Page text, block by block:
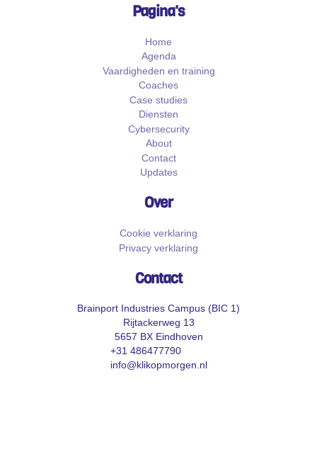
Pagina's
Home
Agenda
Vaardigheden en training
Coaches
Case studies
Diensten
Cybersecurity
About
Contact
Updates
Over
Cookie verklaring
Privacy verklaring
Contact
Brainport Industries Campus (BIC 1)
Rijtackerweg 13
5657 BX Eindhoven
+31 486477790
info@klikopmorgen.nl